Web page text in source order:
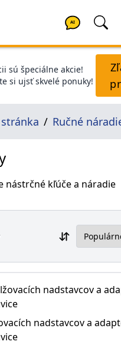
AI
sú špeciálne akcie!
si ujsť skvelé ponuky!
Ručné
nástrčné kľúče a náradie
nadstavcov a